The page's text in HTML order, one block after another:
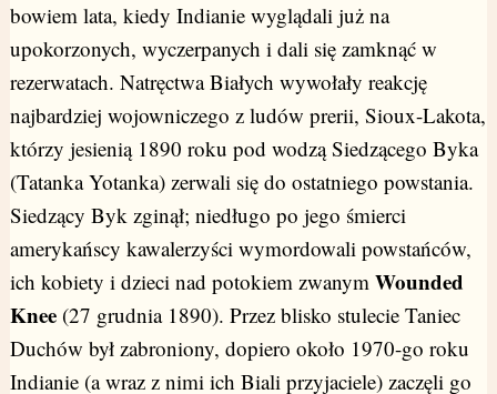
bowiem lata, kiedy Indianie wyglądali już na
upokorzonych, wyczerpanych i dali się zamknąć w
rezerwatach. Natręctwa Białych wywołały reakcję
najbardziej wojowniczego z ludów prerii, Sioux-Lakota,
którzy jesienią 1890 roku pod wodzą Siedzącego Byka
(Tatanka Yotanka) zerwali się do ostatniego powstania.
Siedzący Byk zginął; niedługo po jego śmierci
amerykańscy kawalerzyści wymordowali powstańców,
ich kobiety i dzieci nad potokiem zwanym Wounded
Knee(27 grudnia 1890). Przez blisko stulecie Taniec
Duchów był zabroniony, dopiero około 1970-go roku
Indianie (a wraz z nimi ich Biali przyjaciele) zaczęli go